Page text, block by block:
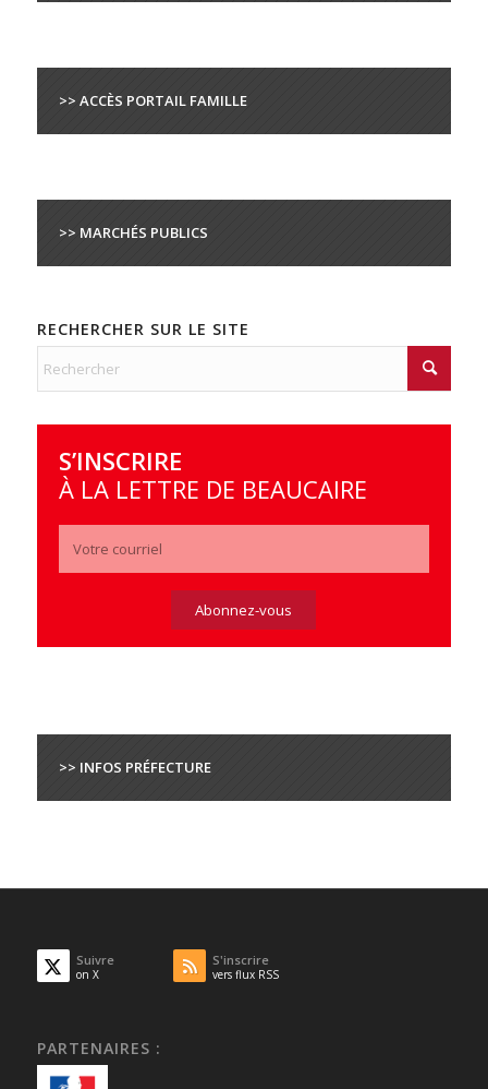
>> ACCÈS PORTAIL FAMILLE
>> MARCHÉS PUBLICS
RECHERCHER SUR LE SITE
S’INSCRIRE
À LA LETTRE DE BEAUCAIRE
>> INFOS PRÉFECTURE
Suivre
on X
S'inscrire
vers flux RSS
PARTENAIRES :